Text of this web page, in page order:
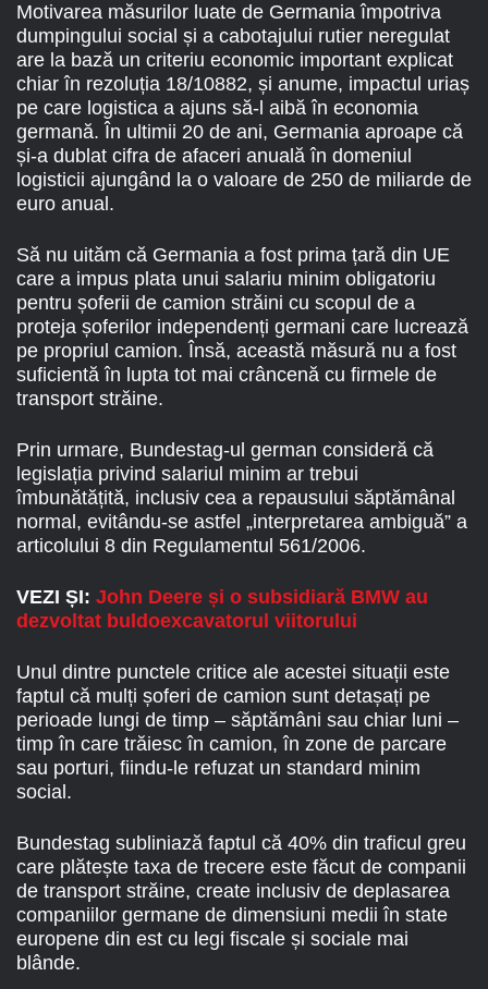
Motivarea măsurilor luate de Germania împotriva
dumpingului social și a cabotajului rutier neregulat
are la bază un criteriu economic important explicat
chiar în rezoluția 18/10882, și anume, impactul uriaș
pe care logistica a ajuns să-l aibă în economia
germană. În ultimii 20 de ani, Germania aproape că
și-a dublat cifra de afaceri anuală în domeniul
logisticii ajungând la o valoare de 250 de miliarde de
euro anual.
Să nu uităm că Germania a fost prima țară din UE
care a impus plata unui salariu minim obligatoriu
pentru șoferii de camion străini cu scopul de a
proteja șoferilor independenți germani care lucrează
pe propriul camion. Însă, această măsură nu a fost
suficientă în lupta tot mai crâncenă cu firmele de
transport străine.
Prin urmare, Bundestag-ul german consideră că
legislația privind salariul minim ar trebui
îmbunătățită, inclusiv cea a repausului săptămânal
normal, evitându-se astfel „interpretarea ambiguă” a
articolului 8 din Regulamentul 561/2006.
VEZI ȘI: John Deere și o subsidiară BMW au
dezvoltat buldoexcavatorul viitorului
Unul dintre punctele critice ale acestei situații este
faptul că mulți șoferi de camion sunt detașați pe
perioade lungi de timp – săptămâni sau chiar luni –
timp în care trăiesc în camion, în zone de parcare
sau porturi, fiindu-le refuzat un standard minim
social.
Bundestag subliniază faptul că 40% din traficul greu
care plătește taxa de trecere este făcut de companii
de transport străine, create inclusiv de deplasarea
companiilor germane de dimensiuni medii în state
europene din est cu legi fiscale și sociale mai
blânde.